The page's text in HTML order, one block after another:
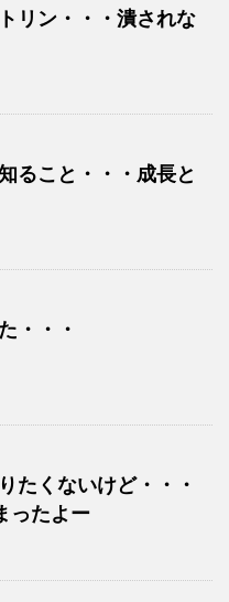
リン・・・潰されな
ること・・・成長と
・・・
たくないけど・・・
ったよー